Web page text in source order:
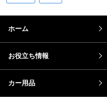
ホーム
お役立ち情報
カー用品